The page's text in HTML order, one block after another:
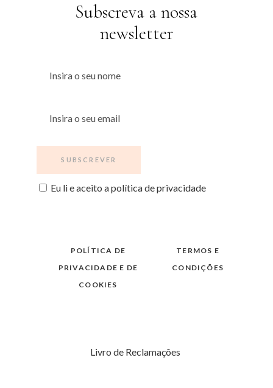
Subscreva a nossa
newsletter
Eu li e aceito a política de privacidade
POLÍTICA DE
PRIVACIDADE E DE
COOKIES
TERMOS E
CONDIÇÕES
Livro de Reclamações